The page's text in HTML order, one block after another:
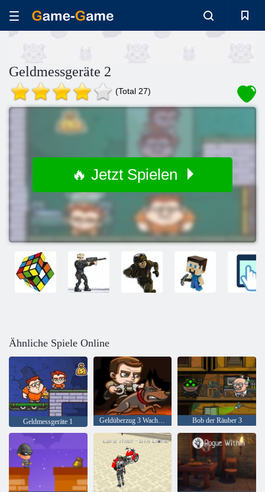
Geldmessgeräte 2
(Total 27)
🔥 Jetzt Spielen
Ähnliche Spiele Online
Geldmessgeräte 1 Geldüberzug 3 Wachdienst Bob der Räuber 3